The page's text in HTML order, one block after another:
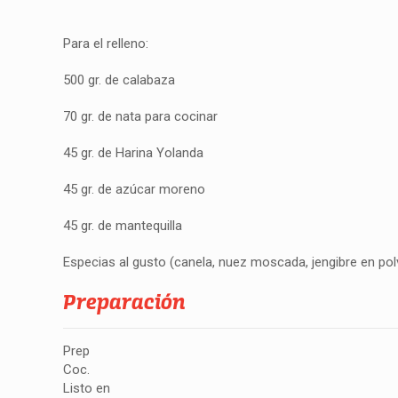
Para el relleno:
500 gr. de calabaza
70 gr. de nata para cocinar
45 gr. de Harina Yolanda
45 gr. de azúcar moreno
45 gr. de mantequilla
Especias al gusto (canela, nuez moscada, jengibre en
Preparación
Prep
Coc.
Listo en